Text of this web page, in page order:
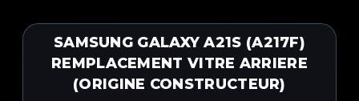
SAMSUNG GALAXY A21S (A217F)
REMPLACEMENT VITRE ARRIERE
(ORIGINE CONSTRUCTEUR)